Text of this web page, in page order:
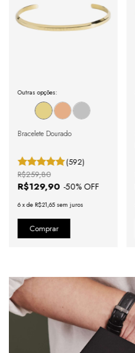
Outras opções:
Bracelete Dourado
(592)
R$129,90 -50% OFF
R$259,80
6 xde R$21,65 sem juros